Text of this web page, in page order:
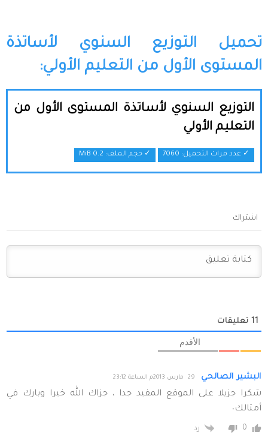
تحميل التوزيع السنوي لأساتذة
المستوى الأول من التعليم الأولي:
التوزيع السنوي لأساتذة المستوى الأول من
التعليم الأولي
✓ عدد مرات التحميل: 7060 ✓ حجم الملف: 0.2 MiB
اشتراك
11 تعليقات
الأقدم
البشير الصالحي 29 مارس 2013م الساعة 23:12
شكرا جزيلا على الموقع المفيد جدا ، جزاك الله خيرا وبارك في
أمتالك٠
0 رد